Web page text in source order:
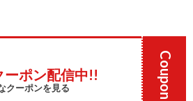
ーポン配信中!!
クーポンを見る Coupon